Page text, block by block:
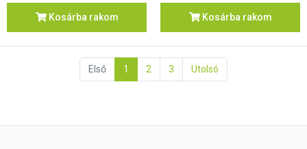
Kosárba rakom Kosárba rakom
Első 1 2 3 Utolsó